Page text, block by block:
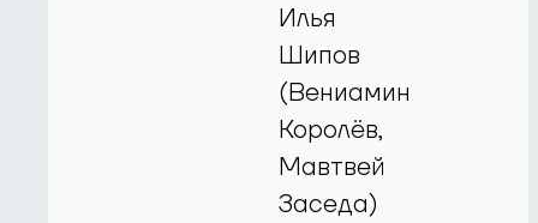
Илья
Шипов
(Вениамин
Королёв,
Мавтвей
Заседа)